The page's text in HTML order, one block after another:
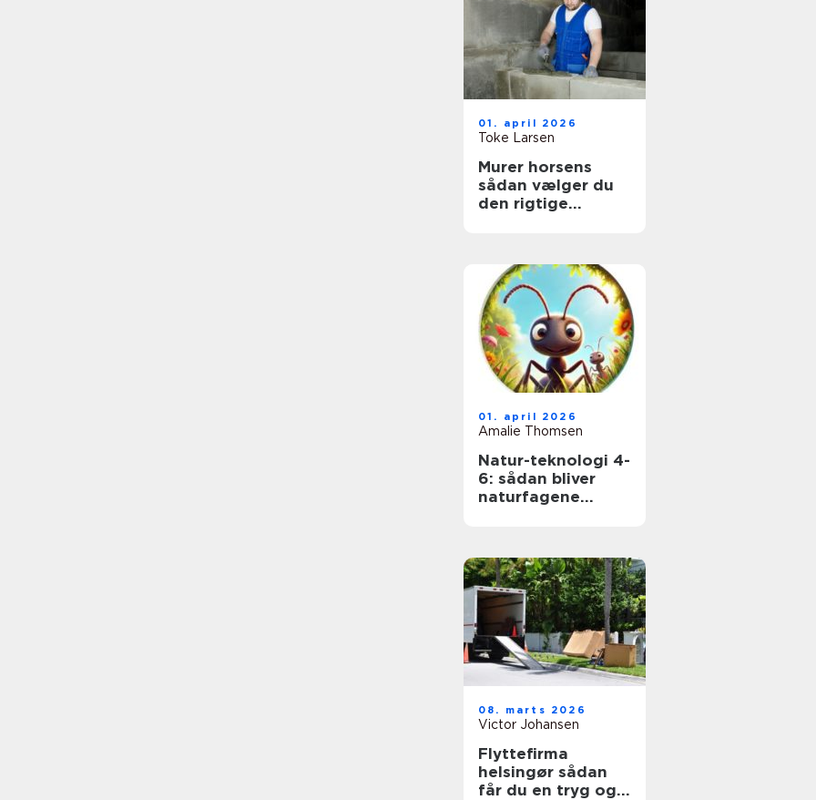
01. april 2026
Toke Larsen
Murer horsens
sådan vælger du
den rigtige
01. april 2026
Amalie Thomsen
Natur-teknologi 4-
6: sådan bliver
naturfagene
08. marts 2026
Victor Johansen
Flyttefirma
helsingør sådan
får du en tryg og